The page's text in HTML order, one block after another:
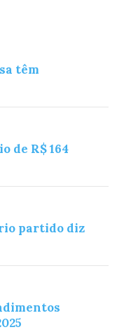
têm
de R$ 164
partido diz